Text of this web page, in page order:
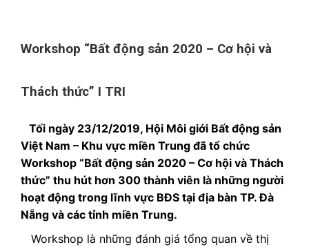
Workshop “Bất động sản 2020 – Cơ hội và
Thách thức” I TRI
Tối ngày 23/12/2019, Hội Môi giới Bất động sản
Việt Nam – Khu vực miền Trung đã tổ chức
Workshop “Bất động sản 2020 – Cơ hội và Thách
thức” thu hút hơn 300 thành viên là những người
hoạt động trong lĩnh vực BĐS tại địa bàn TP. Đà
Nẵng và các tỉnh miền Trung.
Workshop là những đánh giá tổng quan về thị